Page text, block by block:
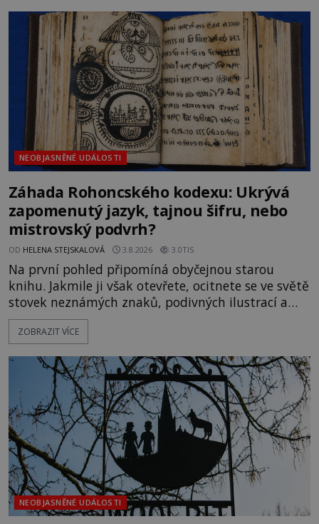
na legendě něco pravdy, nebo jde jen o fascinující
souhru okolností? Když antropolog Michail
Gerasimov (1907-1970) a
NEOBJASNĚNÉ UDÁLOSTI
Záhada Rohoncského kodexu: Ukrývá
zapomenutý jazyk, tajnou šifru, nebo
mistrovský podvrh?
OD HELENA STEJSKALOVÁ 3.8.2026 3.0TIS
Na první pohled připomíná obyčejnou starou
knihu. Jakmile ji však otevřete, ocitnete se ve světě
stovek neznámých znaků, podivných ilustrací a
textu, který už téměř dvě století vzdoruje všem
pokusům o rozluštění. Rohoncský kodex patří mezi
jistotou neví, kdo jej napsal, kdy vznikl ani co
vlastně vypráví. Rohoncský kodex se poprvé
objevuje v roce
ZOBRAZIT VÍCE
NEOBJASNĚNÉ UDÁLOSTI